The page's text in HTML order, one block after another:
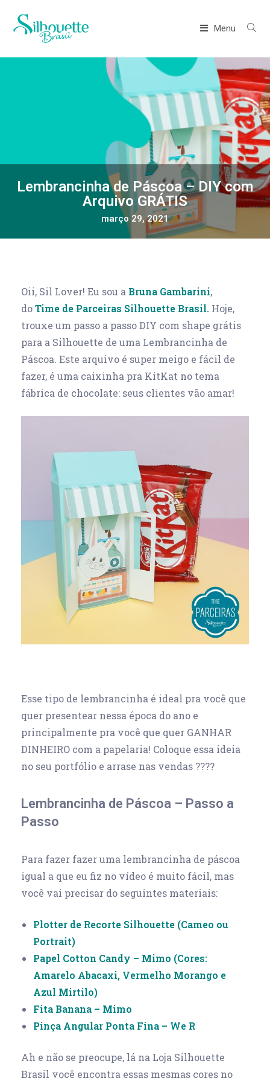
Menu
Lembrancinha de Páscoa – DIY com
Arquivo GRÁTIS
março 29, 2021
Oii, Sil Lover! Eu sou a Bruna Gambarini,
doTime de Parceiras Silhouette Brasil. Hoje,
trouxe um passo a passo DIY com shape grátis
para a Silhouette de uma Lembrancinha de
Páscoa. Este arquivo é super meigo e fácil de
fazer, é uma caixinha pra KitKat no tema
fábrica de chocolate: seus clientes vão amar!
Esse tipo de lembrancinha é ideal pra você que
quer presentear nessa época do ano e
principalmente pra você que quer GANHAR
DINHEIRO com a papelaria! Coloque essa ideia
no seu portfólio e arrase nas vendas ????
Lembrancinha de Páscoa – Passo a
Passo
Para fazer fazer uma lembrancinha de páscoa
igual a que eu fiz no vídeo é muito fácil, mas
você vai precisar do seguintes materiais:
Plotter de Recorte Silhouette (Cameo ou
Portrait)
Papel Cotton Candy – Mimo (Cores:
Amarelo Abacaxi, Vermelho Morango e
Azul Mirtilo)
Fita Banana – Mimo
Pinça Angular Ponta Fina – We R
Ah e não se preocupe, lá na Loja Silhouette
Brasil você encontra essas mesmas cores no